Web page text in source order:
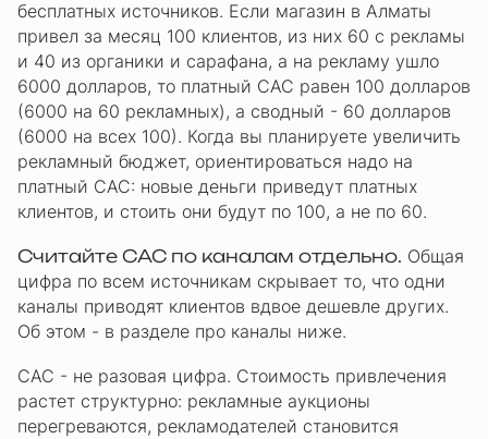
бесплатных источников. Если магазин в Алматы
привел за месяц 100 клиентов, из них 60 с рекламы
и 40 из органики и сарафана, а на рекламу ушло
6000 долларов, то платный CAC равен 100 долларов
(6000 на 60 рекламных), а сводный - 60 долларов
(6000 на всех 100). Когда вы планируете увеличить
рекламный бюджет, ориентироваться надо на
платный CAC: новые деньги приведут платных
клиентов, и стоить они будут по 100, а не по 60.
Считайте CAC по каналам отдельно. Общая
цифра по всем источникам скрывает то, что одни
каналы приводят клиентов вдвое дешевле других.
Об этом - в разделе про каналы ниже.
CAC - не разовая цифра. Стоимость привлечения
растет структурно: рекламные аукционы
перегреваются, рекламодателей становится